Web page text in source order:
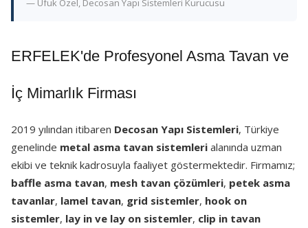
— Ufuk Özel, Decosan Yapı Sistemleri Kurucusu
ERFELEK'de Profesyonel Asma Tavan ve
İç Mimarlık Firması
2019 yılından itibaren Decosan Yapı Sistemleri, Türkiye
genelinde metal asma tavan sistemleri alanında uzman
ekibi ve teknik kadrosuyla faaliyet göstermektedir. Firmamız;
baffle asma tavan, mesh tavan çözümleri, petek asma
tavanlar, lamel tavan, grid sistemler, hook on
sistemler, lay in ve lay on sistemler, clip in tavan